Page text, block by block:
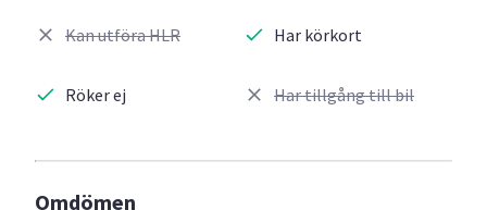
Kan utföra HLR
Röker ej
Har körkort
Har tillgång till bil
Omdömen